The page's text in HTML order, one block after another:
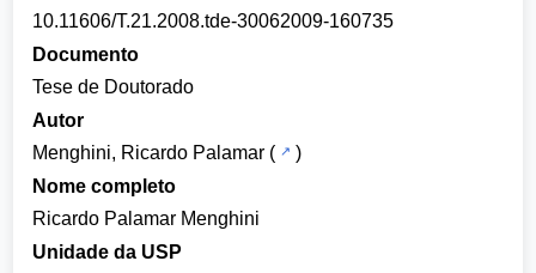
10.11606/T.21.2008.tde-30062009-160735
Documento
Tese de Doutorado
Autor
Menghini, Ricardo Palamar (
)
Nome completo
Ricardo Palamar Menghini
Unidade da USP